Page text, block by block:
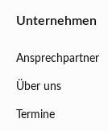
Unternehmen
Ansprechpartner
Über uns
Termine